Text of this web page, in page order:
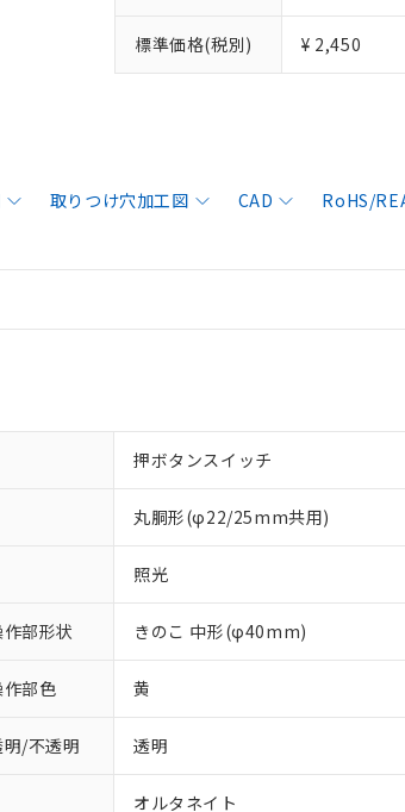
標準価格(税別) ¥ 2,450
取りつけ穴加工図 CAD RoHS/
押ボタンスイッチ
丸胴形(φ22/25mm共用)
照光
部形状 きのこ 中形(φ40mm)
作部色 黄
明/不透明 透明
オルタネイト